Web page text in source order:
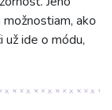
ako
ide o módu,